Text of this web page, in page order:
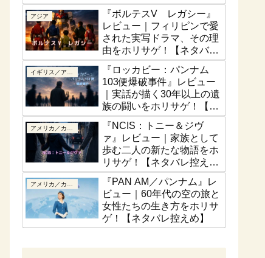
控えめ】
アジア
『ボルテスV レガシー』
レビュー｜フィリピンで愛
された実写ドラマ、その理
由をホリサゲ！【ネタバレ
控えめ】
『ロッカビー：パンナム
103便爆破事件』レビュー
｜実話が描く30年以上の遺
族の闘いをホリサゲ！【実
話ベース】
『NCIS：トニー＆ジヴ
ァ』レビュー｜家族として
歩む二人の新たな物語をホ
リサゲ！【ネタバレ控え
め】
『PAN AM／パンナム』レ
ビュー｜60年代の空の旅と
女性たちの生き方をホリサ
ゲ！【ネタバレ控えめ】